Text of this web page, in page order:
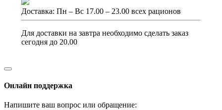
Доставка: Пн – Вс 17.00 – 23.00 всех рационов
Для доставки на завтра необходимо сделать заказ
сегодня до 20.00
Онлайн поддержка
Напишите ваш вопрос или обращение: